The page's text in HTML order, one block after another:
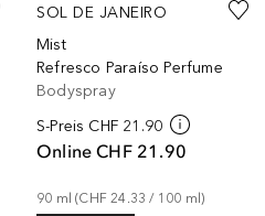
SOL DE JANEIRO
Mist
Refresco Paraíso Perfume
Bodyspray
S-Preis CHF 21.90
Online CHF 21.90
90 ml (CHF 24.33 / 100 ml)